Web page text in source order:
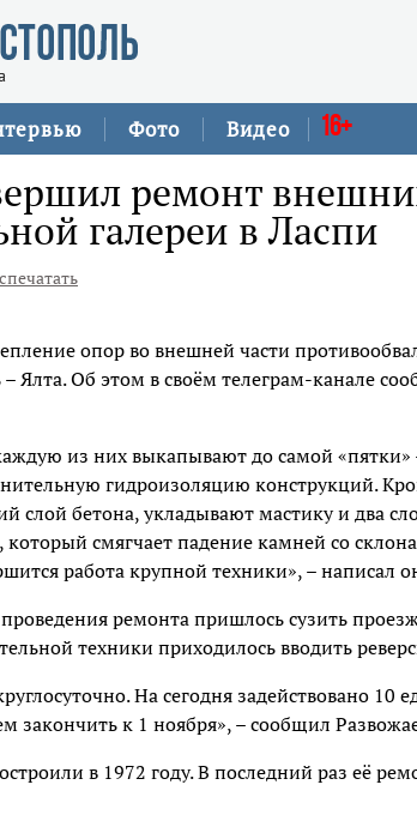
Фото Видео 16+
ремонт
галереи в Ласпи
опор во внешней части
– Ялта. Об этом в своём телеграм-канале
из них выкапывают до самой
гидроизоляцию конструкций.
слой бетона, укладывают мастику и два
смягчает падение камней со
работа крупной техники», – написал
ремонта пришлось сузить
техники приходилось вводить
На сегодня задействовано 10
закончить к 1 ноября», – сообщил
в 1972 году. В последний раз её